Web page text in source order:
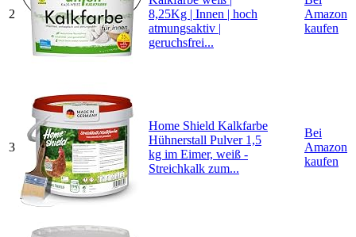
2
8,25Kg | Innen | hoch
atmungsaktiv |
geruchsfrei...
Amazon
kaufen
3
Home Shield Kalkfarbe
Hühnerstall Pulver 1,5
kg im Eimer, weiß -
Streichkalk zum...
Bei
Amazon
kaufen